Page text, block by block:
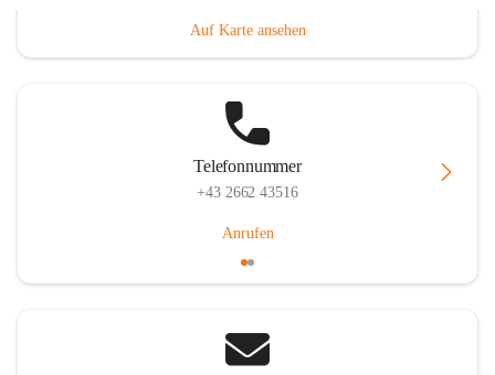
Auf Karte ansehen
Telefonnummer
+43 2662 43516
Anrufen